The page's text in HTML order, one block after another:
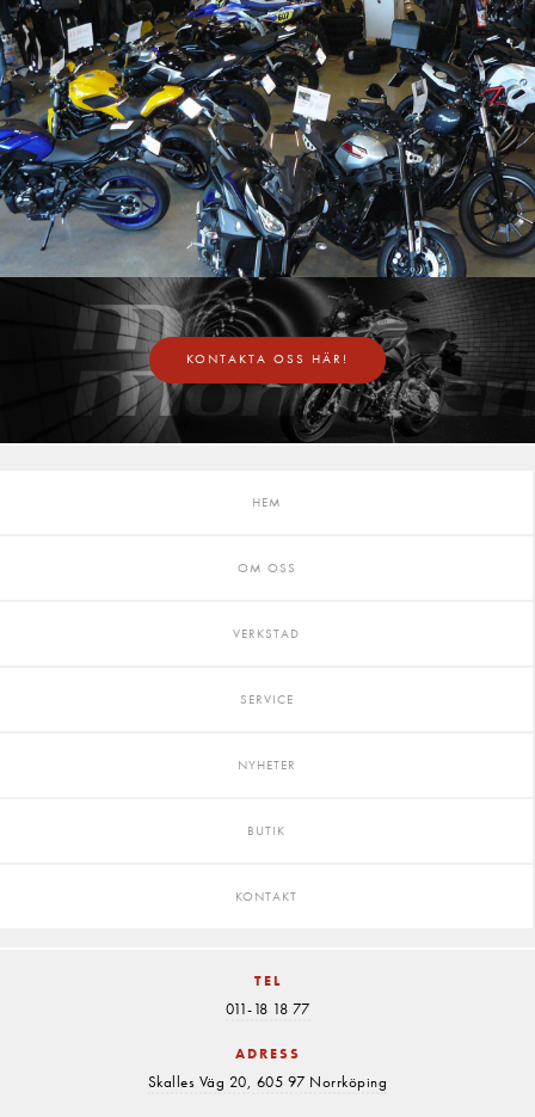
KONTAKTA OSS HÄR!
HEM
OM OSS
VERKSTAD
SERVICE
NYHETER
BUTIK
KONTAKT
TEL
011-18 18 77
ADRESS
Skalles Väg 20, 605 97 Norrköping